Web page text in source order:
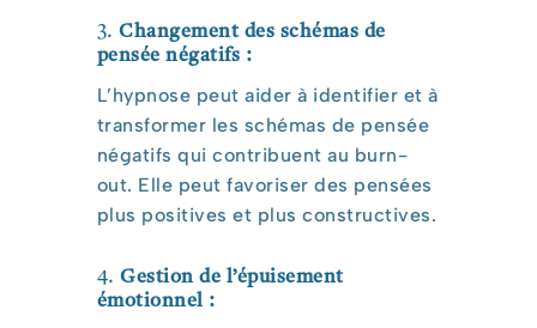
3.Changement des schémas de
pensée négatifs :
L’hypnose peut aider à identifier et à
transformer les schémas de pensée
négatifs qui contribuent au burn-
out. Elle peut favoriser des pensées
plus positives et plus constructives.
4.Gestion de l’épuisement
émotionnel :